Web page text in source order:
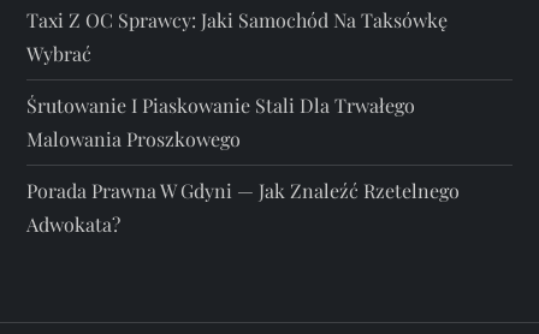
Taxi Z OC Sprawcy: Jaki Samochód Na Taksówkę
Wybrać
Śrutowanie I Piaskowanie Stali Dla Trwałego
Malowania Proszkowego
Porada Prawna W Gdyni — Jak Znaleźć Rzetelnego
Adwokata?